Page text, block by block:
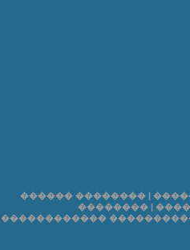
������ ��������|
�������� |
������������